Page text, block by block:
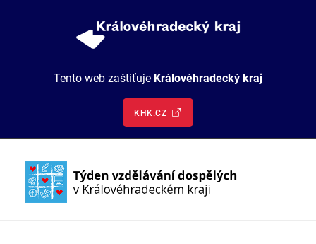
Tento web zaštiťuje Královéhradecký kraj
KHK.CZ